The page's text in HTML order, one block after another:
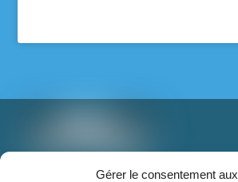
Gérer le consentement aux
26/05/26
c’est inspirant à voir !
T: 888-853-1898 poste 2